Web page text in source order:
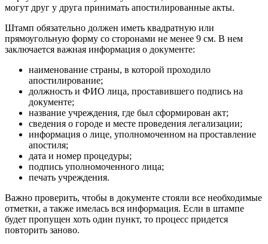
могут друг у друга принимать апостилированные акты.
Штамп обязательно должен иметь квадратную или
прямоугольную форму со сторонами не менее 9 см. В нем
заключается важная информация о документе:
наименование страны, в которой проходило
апостилирование;
должность и ФИО лица, проставившего подпись на
документе;
название учреждения, где был сформирован акт;
сведения о городе и месте проведения легализации;
информация о лице, уполномоченном на проставление
апостиля;
дата и номер процедуры;
подпись уполномоченного лица;
печать учреждения.
Важно проверить, чтобы в документе стояли все необходимые
отметки, а также имелась вся информация. Если в штампе
будет пропущен хоть один пункт, то процесс придется
повторить заново.